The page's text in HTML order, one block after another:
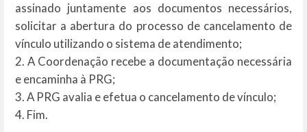
assinado juntamente aos documentos necessários,
solicitar a abertura do processo de cancelamento de
vínculo utilizando o sistema de atendimento;
2. A Coordenação recebe a documentação necessária
e encaminha à PRG;
3. A PRG avalia e efetua o cancelamento de vínculo;
4. Fim.